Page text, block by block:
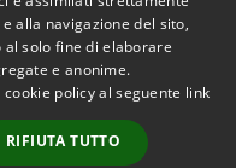
© 2026 • Comune di
Santa Teresa Gallura •
Powered byMunicipium
Accesso redazione
alla navigazione del sito,
al solo fine di elaborare
e anonime.
policy al seguente link
RIFIUTA TUTTO